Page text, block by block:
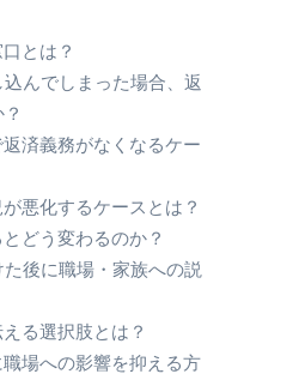
とは？
んでしまった場合、返
済義務がなくなるケー
悪化するケースとは？
どう変わるのか？
後に職場・家族への説
る選択肢とは？
場への影響を抑える方